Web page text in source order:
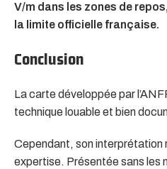
V/m dans les zones de
la limite officielle française.
Conclusion
La carte développée par
technique louable et bien
Cependant, son interprétation
expertise. Présentée sans les